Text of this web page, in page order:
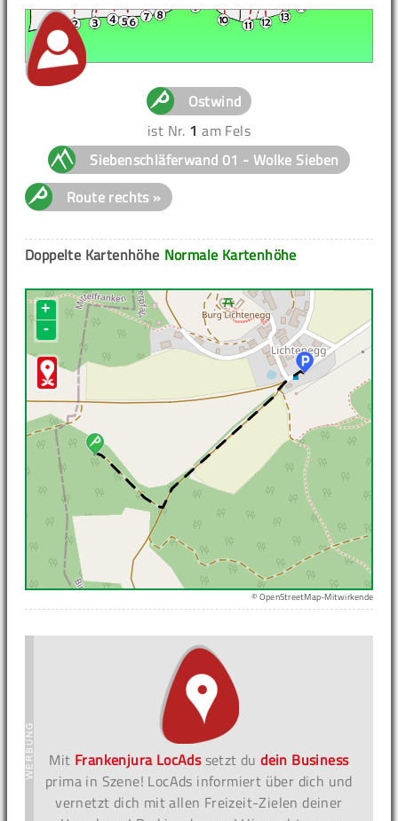
Ostwind
ist Nr. 1 am Fels
Siebenschläferwand 01 - Wolke Sieben
Route rechts »
Normale Kartenhöhe
Doppelte Kartenhöhe
+
-
© OpenStreetMap-Mitwirkende
Mit Frankenjura LocAdssetzt dudein Business
prima in Szene! LocAds informiert über dich und
vernetzt dich mit allen Freizeit-Zielen deiner